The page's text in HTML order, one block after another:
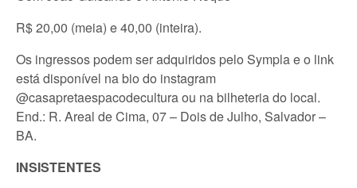
R$ 20,00 (meia) e 40,00 (inteira).
Os ingressos podem ser adquiridos pelo Sympla e o link
está disponível na bio do instagram
@casapretaespacodecultura ou na bilheteria do local.
End.: R. Areal de Cima, 07 – Dois de Julho, Salvador –
BA.
INSISTENTES